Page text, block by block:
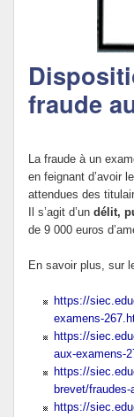
fraude
La fraude à un
en feignant d’avoir
attendues des
Il s’agit d’un délit,
de 9 000 euros
En savoir plus, sur
https://
examens-
https://
aux-examens-
https://
brevet/fraudes-
https://